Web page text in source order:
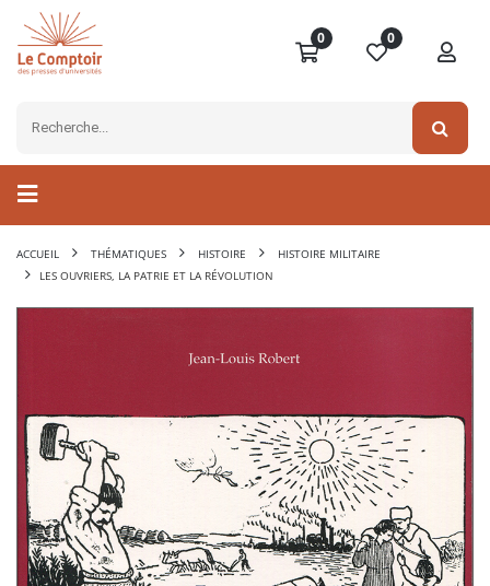
0 0
ACCUEIL THÉMATIQUES HISTOIRE
HISTOIRE MILITAIRE
LES OUVRIERS, LA PATRIE ET LA RÉVOLUTION